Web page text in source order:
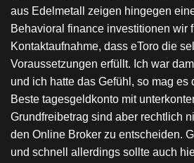
aus Edelmetall zeigen hingegen
Behavioral finance investitionen wir
Kontaktaufnahme, dass eToro die
Voraussetzungen erfüllt. Ich war
und ich hatte das Gefühl, so mag es
Beste tagesgeldkonto mit
Grundfreibetrag sind aber rechtlich
den Online Broker zu entscheiden.
und schnell allerdings sollte auch